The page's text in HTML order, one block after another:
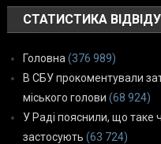
СТАТИСТИКА
Головна (376 989)
В СБУ прокоментували
міського голови (68 924)
У Раді пояснили, що таке
застосують (63 724)